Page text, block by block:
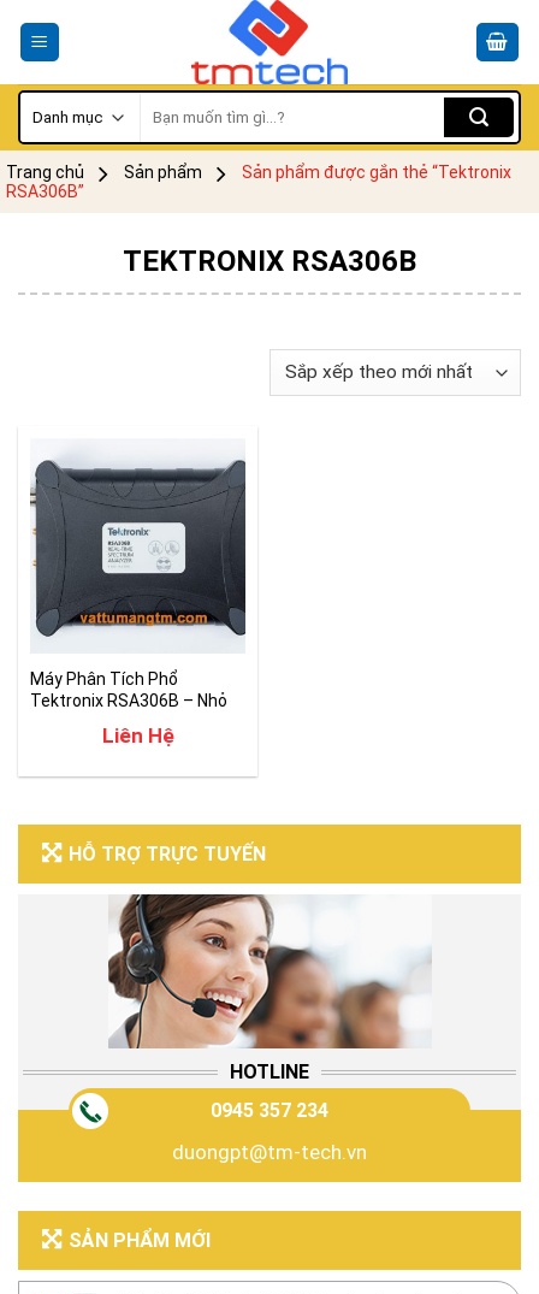
kiếm:
Trang chủ Sản phẩm
Sản phẩm được gắn thẻ “Tektronix
RSA306B”
HỖ TRỢ TRỰC TUYẾN
HOTLINE
0945 357 234
duongpt@tm-tech.vn
SẢN PHẨM MỚI
TEKTRONIX RSA306B
Máy Phân Tích Phổ
Tektronix RSA306B – Nhỏ
Liên Hệ